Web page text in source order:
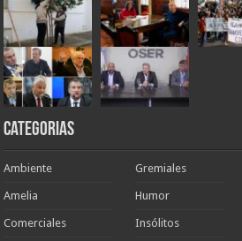
Categorias
Ambiente
Amelia
Comerciales
Gremiales
Humor
Insólitos